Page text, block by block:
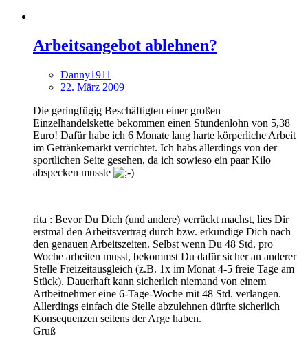
Arbeitsangebot ablehnen?
Danny1911
22. März 2009
Die geringfügig Beschäftigten einer großen
Einzelhandelskette bekommen einen Stundenlohn von 5,38
Euro! Dafür habe ich 6 Monate lang harte körperliche Arbeit
im Getränkemarkt verrichtet. Ich habs allerdings von der
sportlichen Seite gesehen, da ich sowieso ein paar Kilo
abspecken musste
rita : Bevor Du Dich (und andere) verrückt machst, lies Dir
erstmal den Arbeitsvertrag durch bzw. erkundige Dich nach
den genauen Arbeitszeiten. Selbst wenn Du 48 Std. pro
Woche arbeiten musst, bekommst Du dafür sicher an anderer
Stelle Freizeitausgleich (z.B. 1x im Monat 4-5 freie Tage am
Stück). Dauerhaft kann sicherlich niemand von einem
Artbeitnehmer eine 6-Tage-Woche mit 48 Std. verlangen.
Allerdings einfach die Stelle abzulehnen dürfte sicherlich
Konsequenzen seitens der Arge haben.
Gruß